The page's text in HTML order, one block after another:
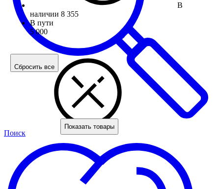
Поиск
В
наличии 8 355
В пути
5 000
Сбросить все
Показать товары